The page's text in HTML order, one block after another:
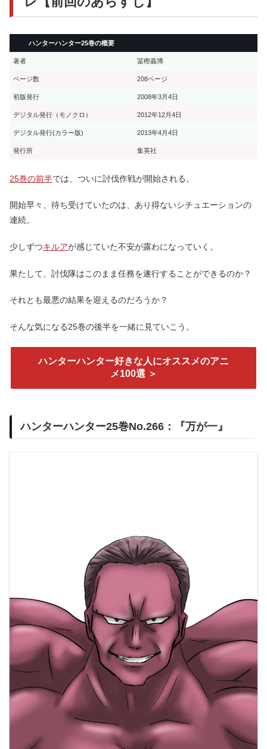
ハンターハンター25巻の概要
著者 冨樫義博
ページ数 208ページ
初版発行 2008年3月4日
デジタル発行（モノクロ） 2012年12月4日
デジタル発行(カラー版) 2013年4月4日
発行所 集英社
25巻の前半では、ついに討伐作戦が開始される。
開始早々、待ち受けていたのは、あり得ないシチュエーションの
連続。
少しずつキルアが感じていた不安が露わになっていく。
果たして、討伐隊はこのまま任務を遂行することができるのか？
それとも最悪の結果を迎えるのだろうか？
そんな気になる25巻の後半を一緒に見ていこう。
ハンターハンター好きな人にオススメのアニ
メ100選 ＞
ハンターハンター25巻No.266：『万が一』